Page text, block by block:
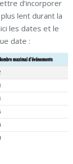
d’incorporer
lent durant la
les dates et le
date :